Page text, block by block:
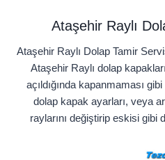
Ataşehir Raylı
Ataşehir Raylı Dolap Tamir
Ataşehir Raylı dolap
açıldığında kapanmaması
dolap kapak ayarları, veya
raylarını değiştirip eskisi gibi